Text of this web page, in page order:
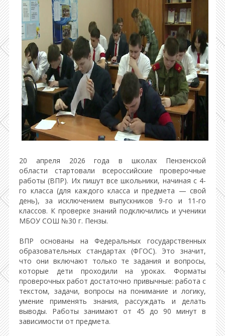
20 апреля 2026 года в школах Пензенской
области стартовали всероссийские проверочные
работы (ВПР). Их пишут все школьники, начиная с 4-
го класса (для каждого класса и предмета — свой
день), за исключением выпускников 9-го и 11-го
классов. К проверке знаний подключились и ученики
МБОУ СОШ №30 г. Пензы.
ВПР основаны на Федеральных государственных
образовательных стандартах (ФГОС). Это значит,
что они включают только те задания и вопросы,
которые дети проходили на уроках. Форматы
проверочных работ достаточно привычные: работа с
текстом, задачи, вопросы на понимание и логику,
умение применять знания, рассуждать и делать
выводы. Работы занимают от 45 до 90 минут в
зависимости от предмета.